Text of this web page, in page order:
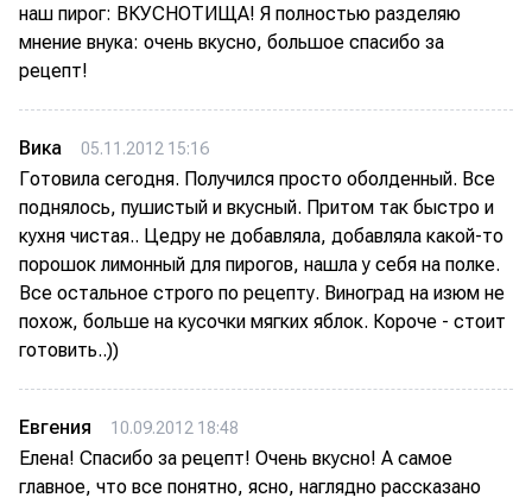
наш пирог: ВКУСНОТИЩА! Я полностью разделяю
мнение внука: очень вкусно, большое спасибо за
рецепт!
Вика 05.11.2012 15:16
Готовила сегодня. Получился просто оболденный. Все
поднялось, пушистый и вкусный. Притом так быстро и
кухня чистая.. Цедру не добавляла, добавляла какой-то
порошок лимонный для пирогов, нашла у себя на полке.
Все остальное строго по рецепту. Виноград на изюм не
похож, больше на кусочки мягких яблок. Короче - стоит
готовить..))
Евгения 10.09.2012 18:48
Елена! Спасибо за рецепт! Очень вкусно! А самое
главное, что все понятно, ясно, наглядно рассказано